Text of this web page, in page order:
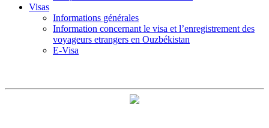
Visas
Informations générales
Information concernant le visa et l’enregistrement des
voyageurs etrangers en Ouzbékistan
E-Visa